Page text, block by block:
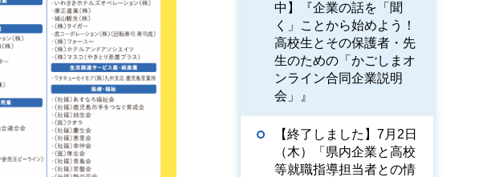
中】『企業の話を「聞
く」ことから始めよう！
高校生とその保護者・先
生のための「かごしまオ
ンライン合同企業説明
会」』
【終了しました】7月2日
（木）「県内企業と高校
等就職指導担当者との情